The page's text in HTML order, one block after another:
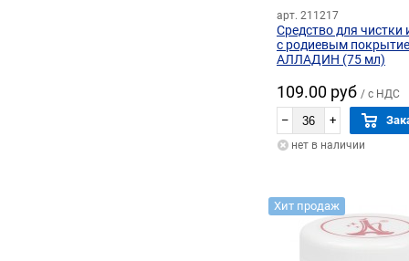
арт. 211217
Средство для чистки
с родиевым
АЛЛАДИН (75 мл)
109.00 руб / с НДС
– +
нет в наличии
Хит продаж